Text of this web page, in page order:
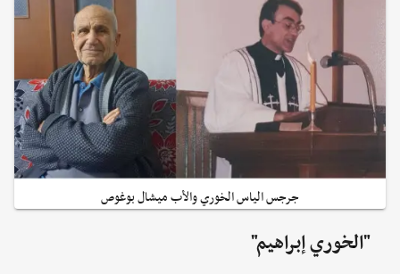
جرجس الياس الخوري والأب ميشال بوغوص
"الخوري إبراهيم"